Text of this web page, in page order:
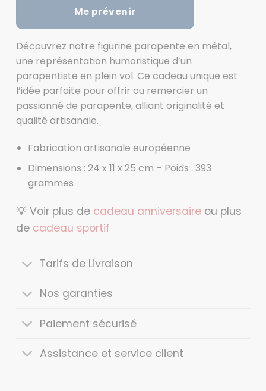
Me prévenir
Découvrez notre figurine parapente en métal,
une représentation humoristique d’un
parapentiste en plein vol. Ce cadeau unique est
l’idée parfaite pour offrir ou remercier un
passionné de parapente, alliant originalité et
qualité artisanale.
Fabrication artisanale européenne
Dimensions : 24 x 11 x 25 cm – Poids : 393
grammes
💡 Voir plus de cadeau anniversaireou plus
de cadeau sportif
Tarifs de Livraison
Nos garanties
Paiement sécurisé
Assistance et service client